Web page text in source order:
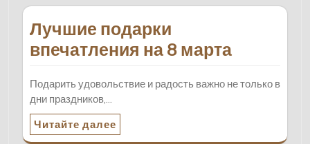
Лучшие подарки
впечатления на 8 марта
Подарить удовольствие и радость важно не только в
дни праздников,…
Читайте далее